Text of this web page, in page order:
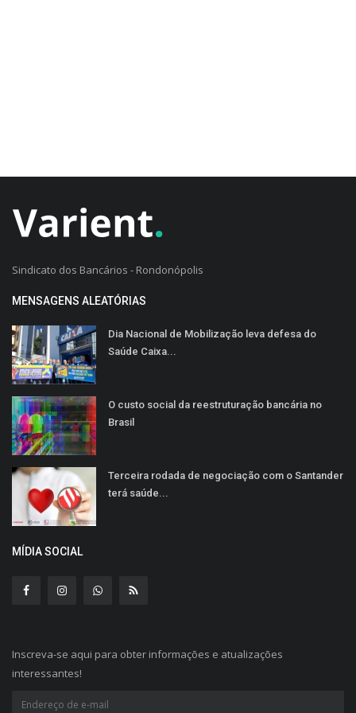
Sindicato dos Bancários - Rondonópolis
MENSAGENS ALEATÓRIAS
Dia Nacional de Mobilização leva defesa do
Saúde Caixa...
O custo social da reestruturação bancária no
Brasil
Terceira rodada de negociação com o Santander
terá saúde...
MÍDIA SOCIAL
Inscreva-se aqui para obter informações e atualizações
interessantes!